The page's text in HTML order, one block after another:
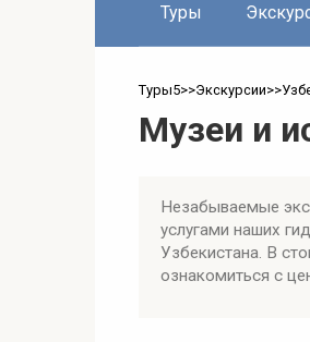
Туры
Туры5>>Экскурсии>>
Музеи и
Незабываемые
услугами наших
Узбекистана. В
ознакомиться с